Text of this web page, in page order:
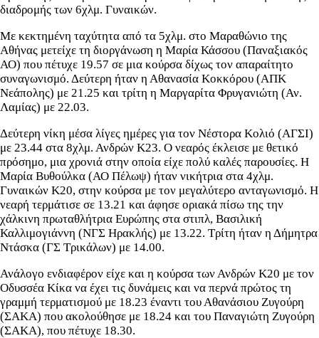
διαδρομής των 6χλμ. Γυναικών.
Με κεκτημένη ταχύτητα από τα 5χλμ. στο Μαραθώνιο της
Αθήνας μετείχε τη διοργάνωση η Μαρία Κάσσου (Παναξιακός
ΑΟ) που πέτυχε 19.57 σε μια κούρσα δίχως τον απαραίτητο
συναγωνισμό. Δεύτερη ήταν η Αθανασία Κοκκόρου (ΑΠΚ
Νεάπολης) με 21.25 και τρίτη η Μαργαρίτα Φρυγανιώτη (Αν.
Λαμίας) με 22.03.
Δεύτερη νίκη μέσα λίγες ημέρες για τον Νέστορα Κολιό (ΑΓΣΙ)
με 23.44 στα 8χλμ. Ανδρών Κ23. Ο νεαρός έκλεισε με θετικό
πρόσημο, μια χρονιά στην οποία είχε πολύ καλές παρουσίες. Η
Μαρία Βυθούλκα (ΑΟ Πέλωψ) ήταν νικήτρια στα 4χλμ.
Γυναικών Κ20, στην κούρσα με τον μεγαλύτερο ανταγωνισμό. Η
νεαρή τερμάτισε σε 13.21 και άφησε οριακά πίσω της την
χάλκινη πρωταθλήτρια Ευρώπης στα στιπλ, Βασιλική
Καλλιμογιάννη (ΝΓΣ Ηρακλής) με 13.22. Τρίτη ήταν η Δήμητρα
Ντάσκα (ΓΣ Τρικάλων) με 14.00.
Ανάλογο ενδιαφέρον είχε και η κούρσα των Ανδρών Κ20 με τον
Οδυσσέα Κίκα να έχει τις δυνάμεις και να περνά πρώτος τη
γραμμή τερματισμού με 18.23 έναντι του Αθανάσιου Ζυγούρη
(ΣΑΚΑ) που ακολούθησε με 18.24 και του Παναγιώτη Ζυγούρη
(ΣΑΚΑ), που πέτυχε 18.30.